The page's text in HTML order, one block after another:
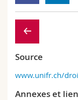
Source
www.unifr.ch/
Annexes et